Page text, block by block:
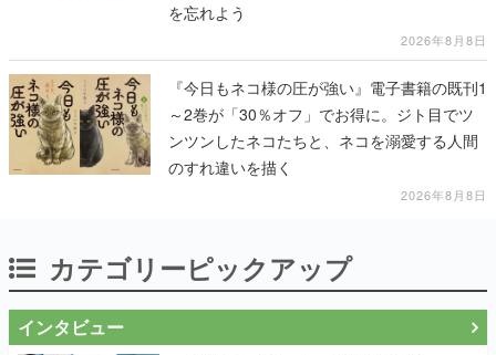
を忘れよう
2026年8月8日
『今日もネコ様の圧が強い』電子書籍の既刊1
～2巻が「30％オフ」でお得に。ジト目でツ
ンツンしたネコたちと、ネコを溺愛する人間
のすれ違いを描く
2026年8月8日
カテゴリーピックアップ
インタビュー